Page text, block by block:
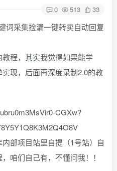
0 513 33
词采集捡漏一键转卖自动回复
教程，其实我觉得如果能学
现，后面再深度录制2.0的教
CGXw?
部项目站里自提（1号站）自
咱们自己有，不懂问我！！